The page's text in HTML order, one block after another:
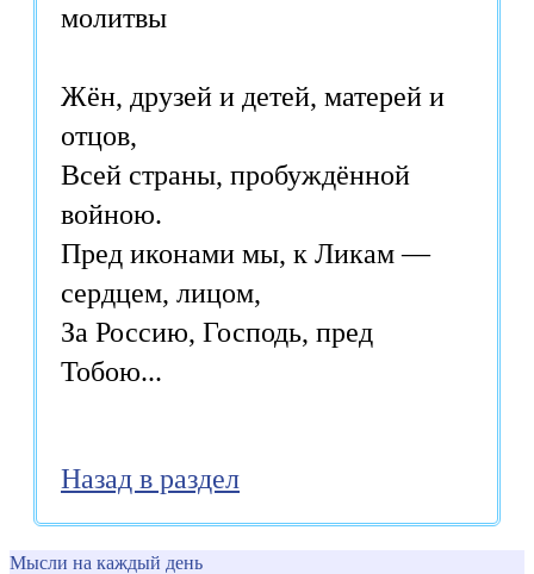
молитвы
Жён, друзей и детей, матерей и
отцов,
Всей страны, пробуждённой
войною.
Пред иконами мы, к Ликам —
сердцем, лицом,
За Россию, Господь, пред
Тобою...
Назад в раздел
Мысли на каждый день